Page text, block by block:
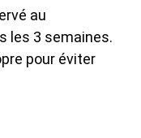
au
les 3 semaines.
pour éviter